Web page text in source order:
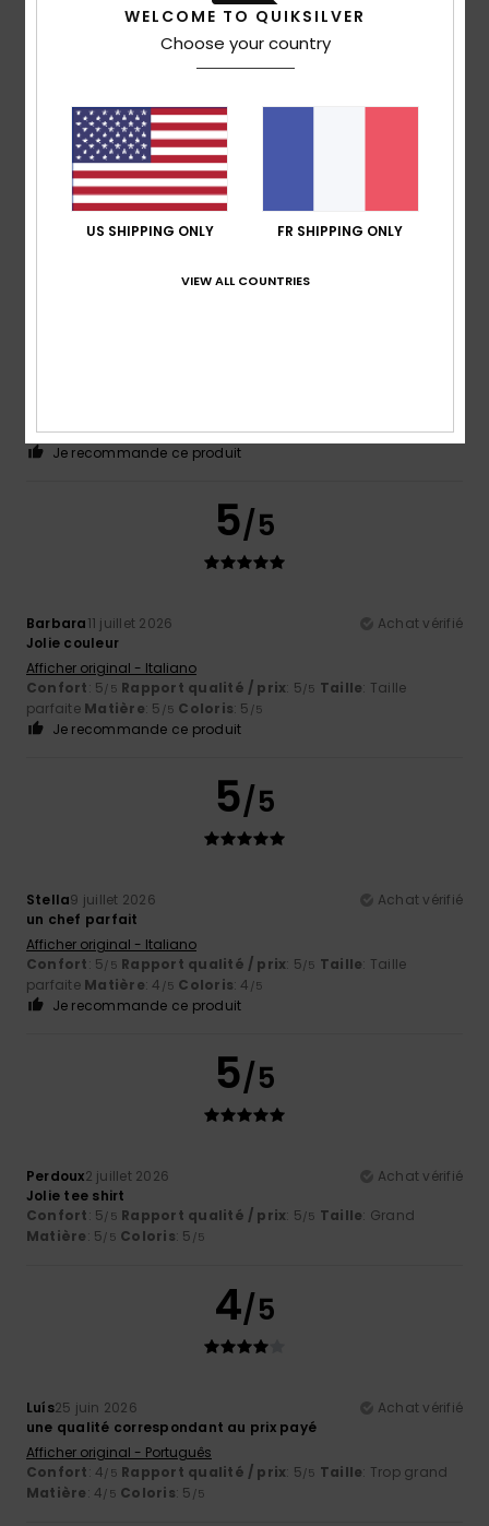
Tissu très fin
Afficher original - Português
Confort: 4/5 Rapport qualité / prix
Matière: 3/5 Coloris: 4/5
Je recommande ce produit
5/5
parfaiteMatière: 5/5 Coloris: 5/5
Je recommande ce produit
5/5
Barbara11 juillet 2026
Achat vérifié
Jolie couleur
Afficher original - Italiano
Confort: 5/5 Rapport qualité / prix: 5/5 Taille: Taille
parfaite Matière: 5 /5 Coloris: 5 /5
Je recommande ce produit
5/5
Stella9 juillet 2026
Achat vérifié
un chef parfait
Afficher original - Italiano
Confort: 5/5 Rapport qualité / prix: 5/5 Taille: Taille
parfaite Matière: 4 /5 Coloris: 4 /5
Je recommande ce produit
5/5
Perdoux2 juillet 2026
Achat vérifié
Jolie tee shirt
Confort: 5/5 Rapport qualité / prix: 5/5 Taille: Grand
Matière: 5/5 Coloris: 5 /5
4/5
Luís25 juin 2026
Achat vérifié
une qualité correspondant au prix payé
Afficher original - Português
Confort: 4/5 Rapport qualité / prix: 5/5 Taille: Trop grand
Matière: 4/5 Coloris: 5 /5
WELCOME TO QUIKSILVER
Choose your country
US SHIPPING ONLY FR SHIPPING ONLY
VIEW ALL COUNTRIES